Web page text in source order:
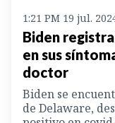
1:21 PM 19 jul.
Biden
en sus
doctor
Biden se
de Delaware,